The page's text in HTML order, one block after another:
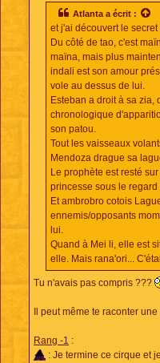
Atlanta a écrit :
et j'ai découvert le
Du côté de tao, c'est
maïna, mais plus
indali est son amour
vole au dessus de lui.
Esteban a droit à sa zia,
chronologique
son patou.
Tout les vaisseaux
Mendoza drague sa
Le prophète est resté
princesse sous le
Et ambrobro cotois
ennemis/opposants
lui.
Quand à Mei li, elle est
elle. Mais rana'ori...
Tu n'avais pas compris ???
Il peut même te raconter
Rang -1 :
: Je termine ce cirque et